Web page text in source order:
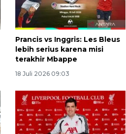
Prancis vs Inggris: Les Bleus
lebih serius karena misi
terakhir Mbappe
18 Juli 2026 09:03